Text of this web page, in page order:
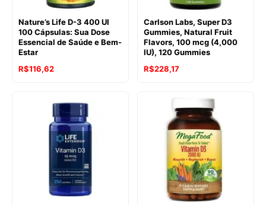
Nature’s Life D-3 400 UI
100 Cápsulas: Sua Dose
Essencial de Saúde e Bem-
Estar
R$116,62
Carlson Labs, Super D3
Gummies, Natural Fruit
Flavors, 100 mcg (4,000
IU), 120 Gummies
R$228,17